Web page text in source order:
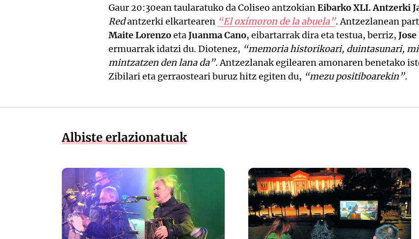
Gaur 20:30ean taularatuko da Coliseo antzokianEibarko XLI. Antzerki
Redantzerki elkartearen “El oxímoron de la abuela”. Antzezlanean
Maite LorenzoetaJuanma Cano, eibartarrak dira eta testua, berriz,
ermuarrak idatzi du. Diotenez, “memoria historikoari, duintasunari,
mintzatzen den lana da”. Antzezlanak egilearen amonaren benetako
Zibilari eta gerraosteari buruz hitz egiten du, “mezu positiboarekin”.
Albiste erlazionatuak